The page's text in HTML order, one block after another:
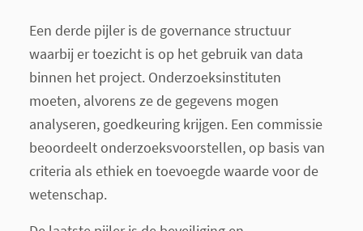
Een derde pijler is de governance structuur
waarbij er toezicht is op het gebruik van data
binnen het project. Onderzoeksinstituten
moeten, alvorens ze de gegevens mogen
analyseren, goedkeuring krijgen. Een commissie
beoordeelt onderzoeksvoorstellen, op basis van
criteria als ethiek en toevoegde waarde voor de
wetenschap.